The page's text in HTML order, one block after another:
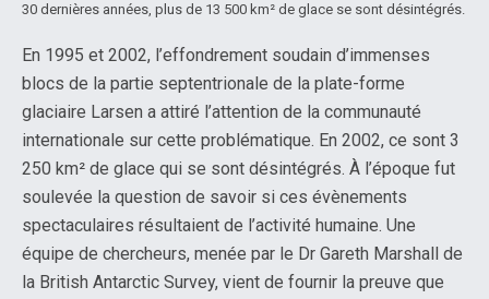
30 dernières années, plus de 13 500 km² de glace se sont désintégrés.
En 1995 et 2002, l’effondrement soudain d’immenses
blocs de la partie septentrionale de la plate-forme
glaciaire Larsen a attiré l’attention de la communauté
internationale sur cette problématique. En 2002, ce sont 3
250 km² de glace qui se sont désintégrés. À l’époque fut
soulevée la question de savoir si ces évènements
spectaculaires résultaient de l’activité humaine. Une
équipe de chercheurs, menée par le Dr Gareth Marshall de
la British Antarctic Survey, vient de fournir la preuve que